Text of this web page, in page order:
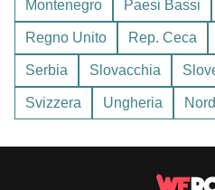
Montenegro Paesi Bassi
Regno Unito Rep. Ceca
Serbia Slovacchia
Svizzera Ungheria